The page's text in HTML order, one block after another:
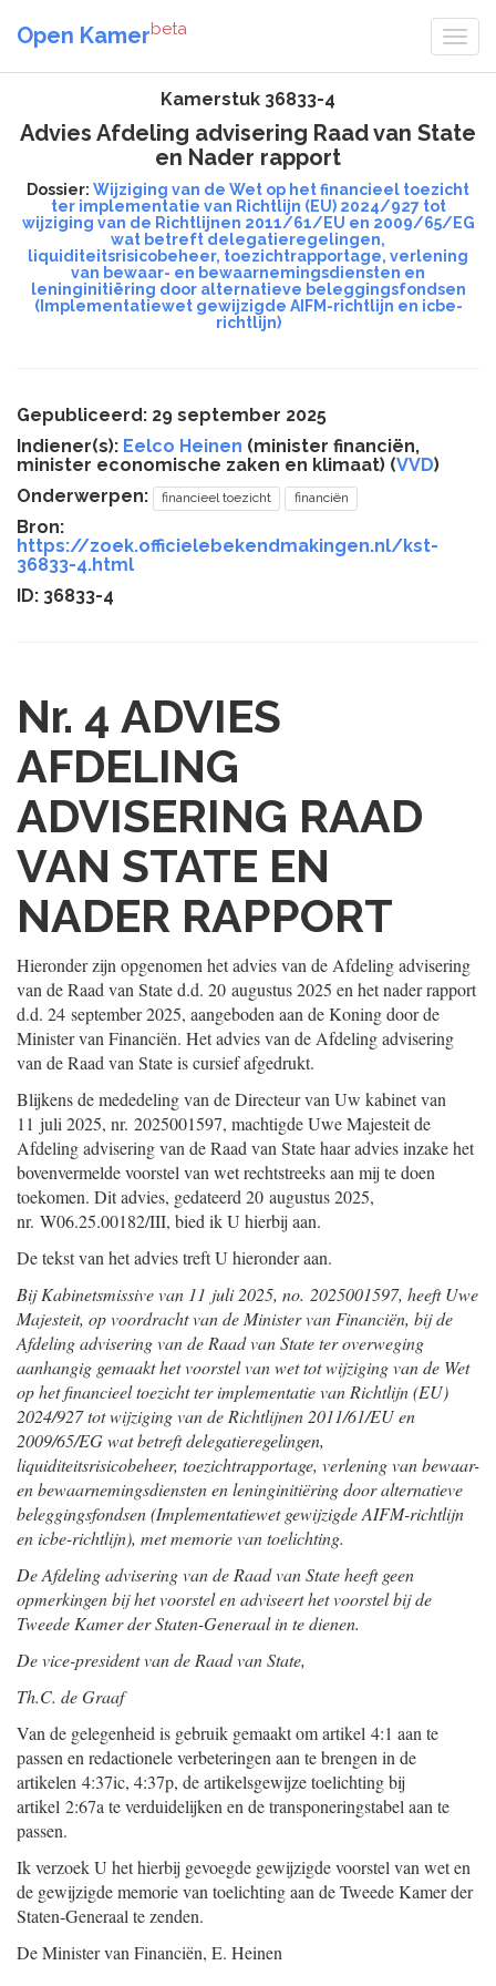
Open Kamerbeta
Kamerstuk 36833-4
Advies Afdeling advisering Raad van State
en Nader rapport
Dossier: Wijziging van de Wet op het financieel toezicht
ter implementatie van Richtlijn (EU) 2024/927 tot
wijziging van de Richtlijnen 2011/61/EU en 2009/65/EG
wat betreft delegatieregelingen,
liquiditeitsrisicobeheer, toezichtrapportage, verlening
van bewaar- en bewaarnemingsdiensten en
leninginitiëring door alternatieve beleggingsfondsen
(Implementatiewet gewijzigde AIFM-richtlijn en icbe-
richtlijn)
Gepubliceerd: 29 september 2025
Indiener(s): Eelco Heinen (minister financiën,
minister economische zaken en klimaat) (VVD)
Onderwerpen:
financieel toezicht financiën
Bron:
https://zoek.officielebekendmakingen.nl/kst-
36833-4.html
ID: 36833-4
Nr. 4 ADVIES
AFDELING
ADVISERING RAAD
VAN STATE EN
NADER RAPPORT
Hieronder zijn opgenomen het advies van de Afdeling advisering
van de Raad van State d.d. 20 augustus 2025 en het nader rapport
d.d. 24 september 2025, aangeboden aan de Koning door de
Minister van Financiën. Het advies van de Afdeling advisering
van de Raad van State is cursief afgedrukt.
Blijkens de mededeling van de Directeur van Uw kabinet van
11 juli 2025, nr. 2025001597, machtigde Uwe Majesteit de
Afdeling advisering van de Raad van State haar advies inzake het
bovenvermelde voorstel van wet rechtstreeks aan mij te doen
toekomen. Dit advies, gedateerd 20 augustus 2025,
nr. W06.25.00182/III, bied ik U hierbij aan.
De tekst van het advies treft U hieronder aan.
Bij Kabinetsmissive van 11 juli 2025, no. 2025001597, heeft Uwe
Majesteit, op voordracht van de Minister van Financiën, bij de
Afdeling advisering van de Raad van State ter overweging
aanhangig gemaakt het voorstel van wet tot wijziging van de Wet
op het financieel toezicht ter implementatie van Richtlijn (EU)
2024/927 tot wijziging van de Richtlijnen 2011/61/EU en
2009/65/EG wat betreft delegatieregelingen,
liquiditeitsrisicobeheer, toezichtrapportage, verlening van bewaar-
en bewaarnemingsdiensten en leninginitiëring door alternatieve
beleggingsfondsen (Implementatiewet gewijzigde AIFM-richtlijn
en icbe-richtlijn), met memorie van toelichting.
De Afdeling advisering van de Raad van State heeft geen
opmerkingen bij het voorstel en adviseert het voorstel bij de
Tweede Kamer der Staten-Generaal in te dienen.
De vice-president van de Raad van State,
Th.C. de Graaf
Van de gelegenheid is gebruik gemaakt om artikel 4:1 aan te
passen en redactionele verbeteringen aan te brengen in de
artikelen 4:37ic, 4:37p, de artikelsgewijze toelichting bij
artikel 2:67a te verduidelijken en de transponeringstabel aan te
passen.
Ik verzoek U het hierbij gevoegde gewijzigde voorstel van wet en
de gewijzigde memorie van toelichting aan de Tweede Kamer der
Staten-Generaal te zenden.
De Minister van Financiën, E. Heinen